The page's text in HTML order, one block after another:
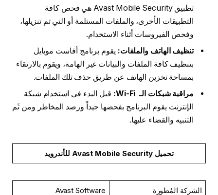
تطبيق Avast Mobile Security هي فحص كافة
التطبيقات الأخرى، والملفات المستلمة أو التي تم تنزيلها،
وفحص الفيروسات أثناء الاستخدام.
تنظيف الهاتف والملفات: يقوم برنامج أفاست موبايل
بتنظيف كافة الملفات والبيانات غير الهامة، ويقوم بالارتقاء
بمساحة تخزين الهاتف عن طريق حذف تلك الملفات.
مراقبة شبكات الـ Wi-Fi:
قبل البدء في استخدام شبكة
الإنترنت يقوم البرنامج بفحصها جيداً ورصد المخاطر ومن ثَم
التنبيه والقضاء عليها.
تحميل Avast Mobile Security للأندرويد
الشركة المُطورة Avast Software